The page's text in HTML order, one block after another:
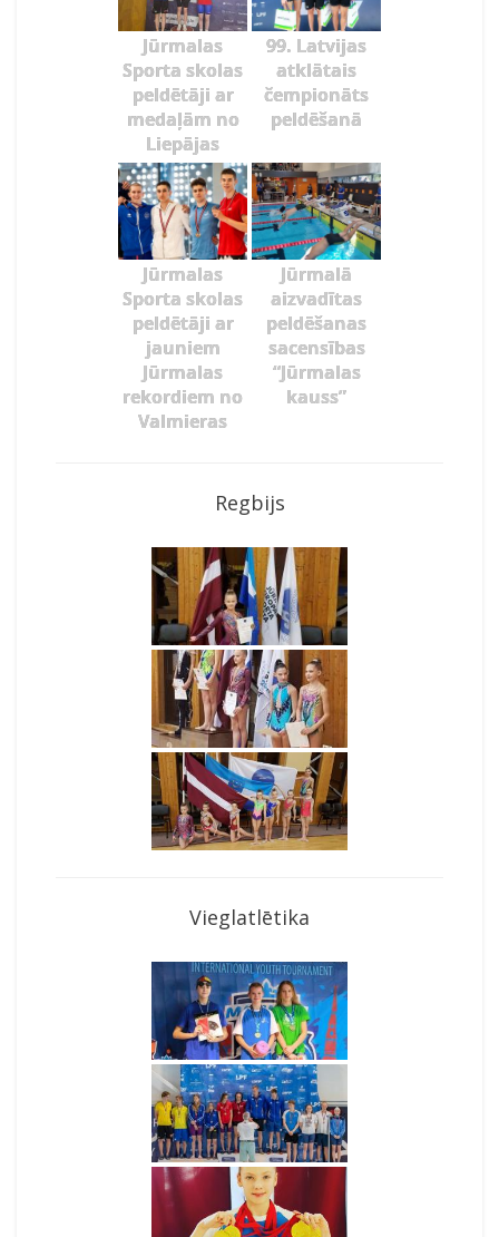
Jūrmalas
Sporta skolas
peldētāji ar
medaļām no
Liepājas
99. Latvijas
atklātais
čempionāts
peldēšanā
Jūrmalas
Sporta skolas
peldētāji ar
jauniem
Jūrmalas
rekordiem no
Valmieras
Jūrmalā
aizvadītas
peldēšanas
sacensības
“Jūrmalas
kauss”
Regbijs
Vieglatlētika